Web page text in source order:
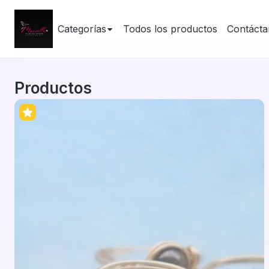
Categorías Todos los productos
Productos